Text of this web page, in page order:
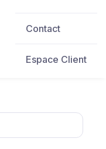
Contact
Espace Client